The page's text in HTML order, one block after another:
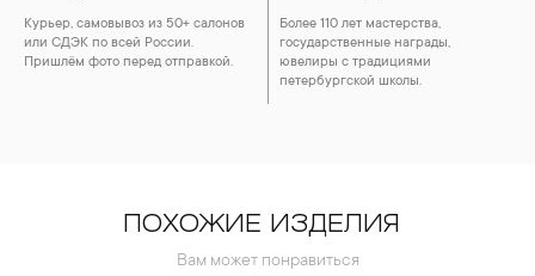
Курьер, самовывоз из 50+ салонов
или СДЭК по всей России.
Пришлём фото перед отправкой.
Более 110 лет мастерства,
государственные награды,
ювелиры с традициями
петербургской школы.
ПОХОЖИЕ ИЗДЕЛИЯ
Вам может понравиться